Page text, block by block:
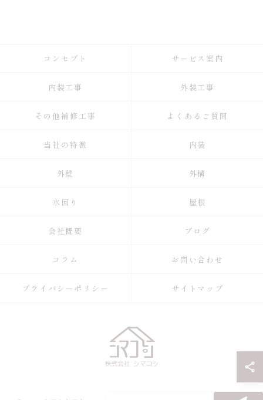
コンセプト サービス案内
内装工事 外装工事
その他補修工事 よくあるご質問
当社の特徴 内装
外壁 外構
水回り 屋根
会社概要 ブログ
コラム お問い合わせ
プライバシーポリシー サイトマップ